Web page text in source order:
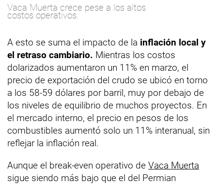
Vaca Muerta crece pese a los altos
costos operativos.
A esto se suma el impacto de la inflación local y
el retraso cambiario. Mientras los costos
dolarizados aumentaron un 11% en marzo, el
precio de exportación del crudo se ubicó en torno
a los 58-59 dólares por barril, muy por debajo de
los niveles de equilibrio de muchos proyectos. En
el mercado interno, el precio en pesos de los
combustibles aumentó solo un 11% interanual, sin
reflejar la inflación real.
Aunque el break-even operativo de Vaca Muerta
sigue siendo más bajo que el del Permian